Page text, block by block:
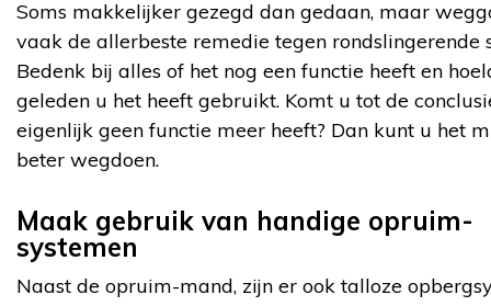
Soms makkelijker gezegd dan gedaan, maar
vaak de allerbeste remedie tegen rondslingerende
Bedenk bij alles of het nog een functie heeft en
geleden u het heeft gebruikt. Komt u tot de
eigenlijk geen functie meer heeft? Dan kunt u het
beter wegdoen.
Maak gebruik van handige opruim-
systemen
Naast de opruim-mand, zijn er ook talloze